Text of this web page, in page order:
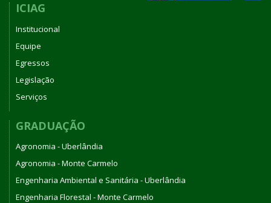
ICIAG
Institucional
Equipe
Egressos
Legislação
Serviços
GRADUAÇÃO
Agronomia - Uberlândia
Agronomia - Monte Carmelo
Engenharia Ambiental e Sanitária - Uberlândia
Engenharia Florestal - Monte Carmelo